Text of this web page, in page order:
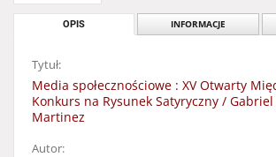
OPIS INFORMACJE
Tytuł:
Media społecznościowe : XV Otwarty
Konkurs na Rysunek Satyryczny / Gabriel
Martinez
Autor: